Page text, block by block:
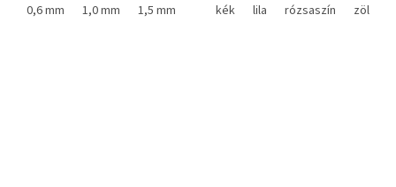
0,6 mm 1,0 mm 1,5 mm kék lila rózsaszín zöld